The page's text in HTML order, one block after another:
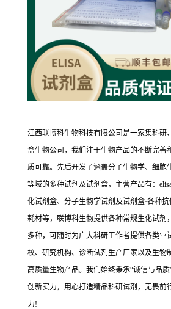
江西联博科生物科技有限公司是一家集科研
盒生物公司，我们注于生物产品的不断完善
质可靠。先后开发了涵盖分子生物学、细胞
等域的多种试剂及试剂盒，主营产品有：
化试剂盒、分子生物学试剂及试剂盒·各种
耗材等，联博科生物提供各种常规生化试剂
多种，可随时为广大科研工作者提供各类业
校、研究机构、诊断试剂生产厂家以及生物
高质量生物产品。我们始终秉承“诚信与品
创新实力，用心打造精品科研试剂，无畏前
力!